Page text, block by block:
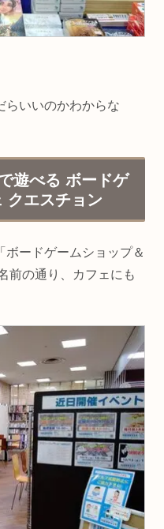
らいいのかわからな
遊べる ボードゲ
クエスチョン
ボードゲームショップ＆
前の通り、カフェにも